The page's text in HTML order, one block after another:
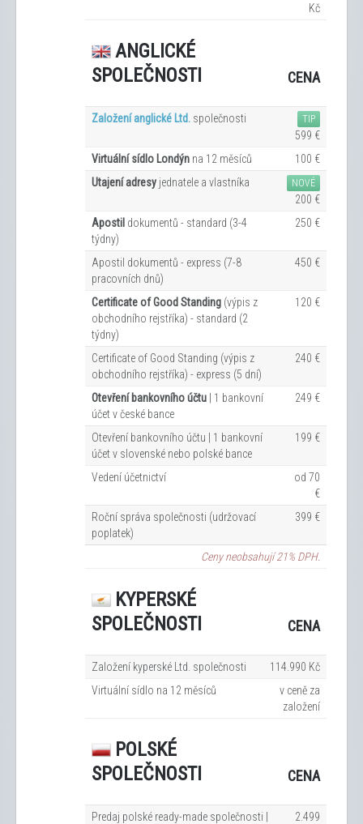
Kč
ANGLICKÉ
SPOLEČNOSTI
CENA
Založení anglické Ltd. společnosti TIP
599 €
Virtuální sídlo Londýn na 12 měsíců
100 €
Utajení adresy jednatele a vlastníka NOVÉ
200 €
Apostil dokumentů - standard (3-4
týdny)
250 €
Apostil dokumentů - express (7-8
pracovních dnů)
450 €
Certificate of Good Standing (výpis z
obchodního rejstříka) - standard (2
týdny)
120 €
Certificate of Good Standing (výpis z
obchodního rejstříka) - express (5 dní)
240 €
Otevření bankovního účtu | 1 bankovní
účet v české bance
249 €
Otevření bankovního účtu | 1 bankovní
účet v slovenské nebo polské bance
199 €
Vedení účetnictví
od 70
€
Roční správa společnosti (udržovací
poplatek)
399 €
Ceny neobsahují 21% DPH.
KYPERSKÉ
SPOLEČNOSTI
CENA
Založení kyperské Ltd. společnosti
114.990 Kč
Virtuální sídlo na 12 měsíců
v ceně za
založení
POLSKÉ
SPOLEČNOSTI
CENA
Predaj polské ready-made společnosti |
2.499